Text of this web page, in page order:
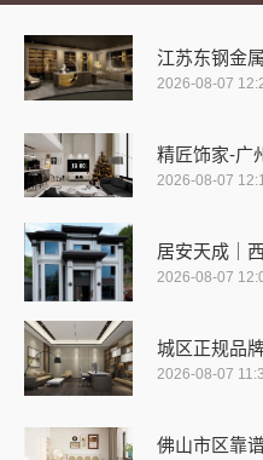
江苏东钢金
2026-08-07
精匠饰家-广
2026-08-07
居安天成｜
2026-08-07
城区正规品
2026-08-07
佛山市区靠